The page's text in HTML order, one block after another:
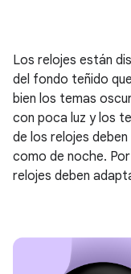
Los relojes están
del fondo teñido
bien los temas
con poca luz y los
de los relojes
como de noche.
relojes deben